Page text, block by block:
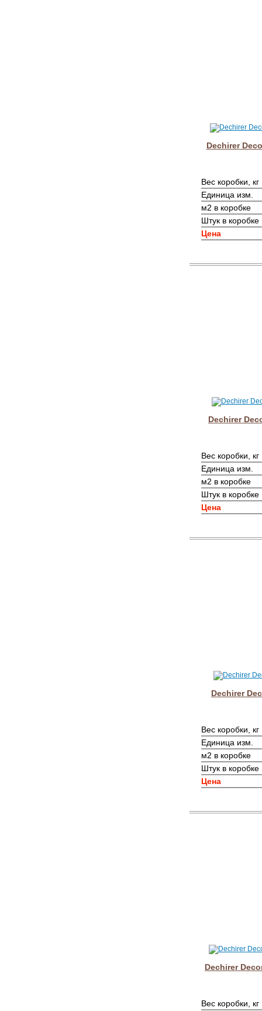
Dechirer
Вес коробки, кг
Единица изм.
м2 в коробке
Штук в коробке
Цена
Dechirer
Вес коробки, кг
Единица изм.
м2 в коробке
Штук в коробке
Цена
Dechirer
Вес коробки, кг
Единица изм.
м2 в коробке
Штук в коробке
Цена
Dechirer
Вес коробки, кг